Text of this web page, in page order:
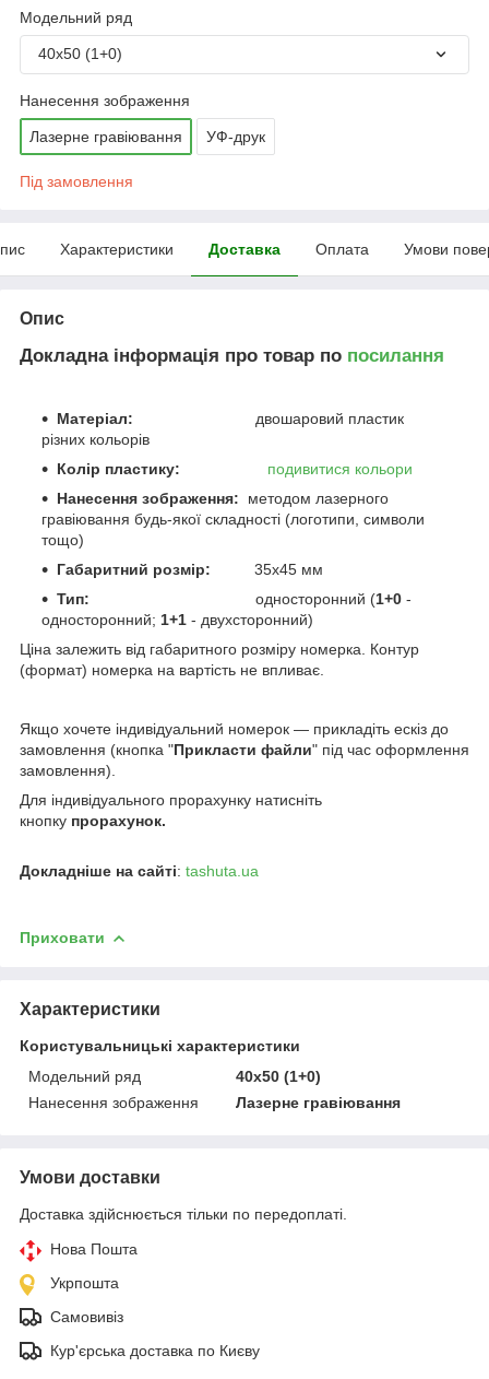
Модельний ряд
40х50 (1+0)
Нанесення зображення
Лазерне гравіювання УФ-друк
Під замовлення
Характеристики Доставка Оплата Умови
Опис
Докладна інформація про товар по посилання
Матеріал: двошаровий пластик
різних кольорів
Колір пластику:
подивитися кольори
Нанесення зображення: методом лазерного
гравіювання будь-якої складності (логотипи, символи
тощо)
Габаритний розмір:
35х45 мм
Тип: односторонний (1+0 -
односторонний; 1+1 - двухсторонний)
Ціна залежить від габаритного розміру номерка. Контур
(формат) номерка на вартість не впливає.
Якщо хочете індивідуальний номерок — прикладіть ескіз до
замовлення (кнопка "Прикласти файли" під час оформлення
замовлення).
Для індивідуального прорахунку натисніть
кнопку прорахунок.
Докладніше на сайті: tashuta.ua
Приховати
Характеристики
Користувальницькі характеристики
Модельний ряд
40х50 (1+0)
Нанесення зображення
Лазерне гравіювання
Умови доставки
Доставка здійснюється тільки по передоплаті.
Нова Пошта
Укрпошта
Самовивіз
Кур'єрська доставка по Києву